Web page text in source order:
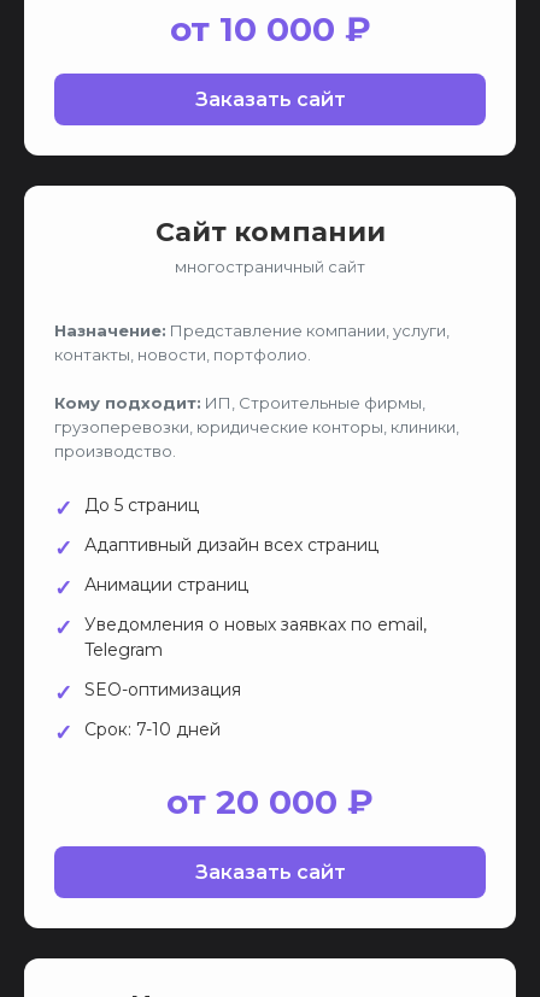
от 10 000 ₽
Заказать сайт
Сайт компании
многостраничный сайт
Назначение: Представление компании, услуги,
контакты, новости, портфолио.
Кому подходит: ИП, Строительные фирмы,
грузоперевозки, юридические конторы, клиники,
производство.
До 5 страниц
Адаптивный дизайн всех страниц
Анимации страниц
Уведомления о новых заявках по email,
Telegram
SEO-оптимизация
Срок: 7-10 дней
от 20 000 ₽
Заказать сайт